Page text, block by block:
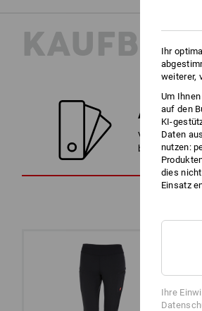
Vergleichen
besten
Ihr
weiterer,
Um
auf den
KI-
Daten
nutzen:
dies
Einsatz
Ihre